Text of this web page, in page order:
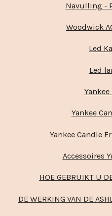
Navulling -
Woodwick
Led
Led
Yankee
Yankee Candle
Accessoires
HOE GEBRUIKT U
DE WERKING VAN DE